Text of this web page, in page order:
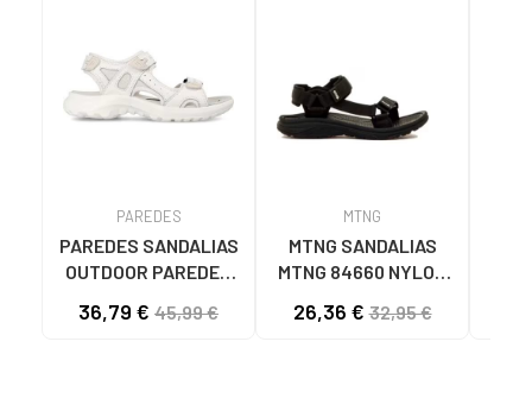
PAREDES
PAREDES SANDALIAS
OUTDOOR PAREDES
BLANCO BLANCO
36,79 € 45,99 €
MTNG
MTNG SANDALIAS
MTNG 84660 NYLON
C56216 - NYLON
26,36 €32,95 €